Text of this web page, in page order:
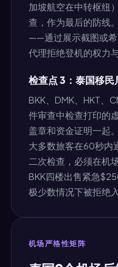
加坡航空在中转枢纽
查，作为最后的防线
——通过展示截图或
代理拒绝登机的权力
检查点 3：泰国移民
BKK、DMK、HKT、
件审查中检查打印的
盖章和资金证明一起
大多数旅客在60秒内
二次检查，必须在机
BKK四楼出售紧急
极少数情况下被拒绝入
机场严格性矩阵